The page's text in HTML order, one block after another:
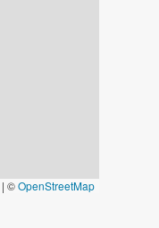
| ©OpenStreetMap